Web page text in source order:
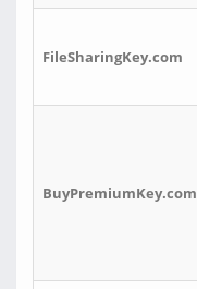
FileSharingKey.com
BuyPremiumKey.com